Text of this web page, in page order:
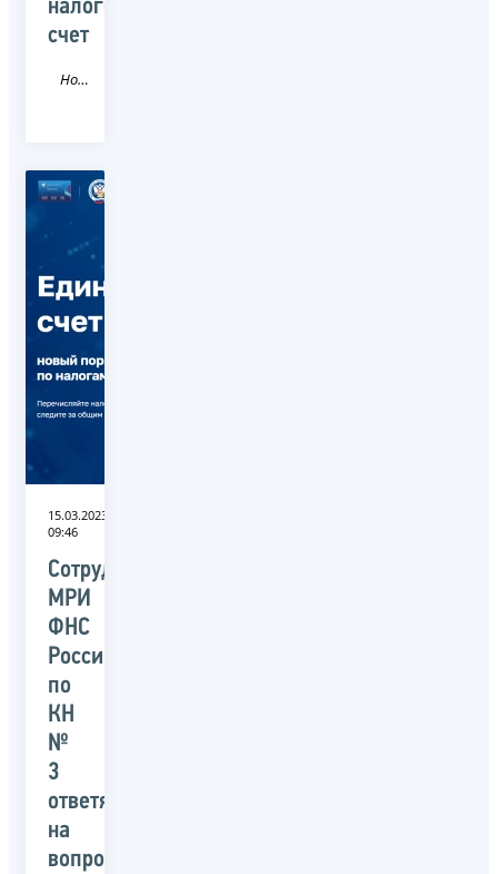
налоговый
счет
Новость
15.03.2023
09:46
Сотрудники
МРИ
ФНС
России
по
КН
№
3
ответят
на
вопросы